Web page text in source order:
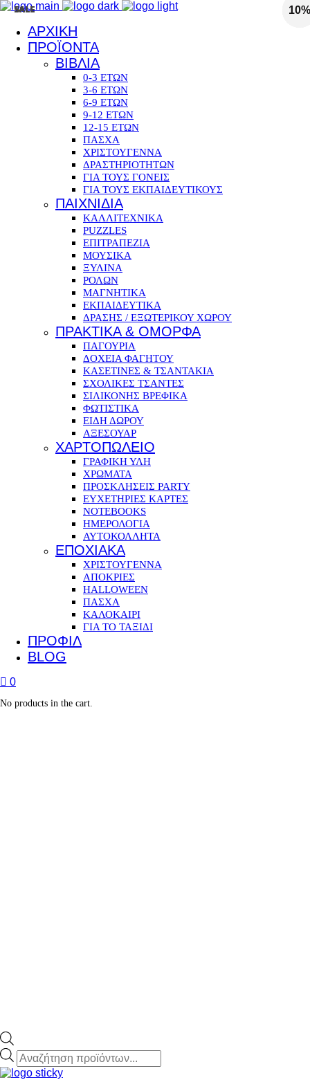
ΑΡΧΙΚΗ
ΠΡΟΪΟΝΤΑ
ΒΙΒΛΙΑ
0-3 ΕΤΩΝ
3-6 ΕΤΩΝ
6-9 ΕΤΩΝ
9-12 ΕΤΩΝ
12-15 ΕΤΩΝ
ΠΑΣΧΑ
ΧΡΙΣΤΟΥΓΕΝΝΑ
ΔΡΑΣΤΗΡΙΟΤΗΤΩΝ
ΓΙΑ ΤΟΥΣ ΓΟΝΕΙΣ
ΓΙΑ ΤΟΥΣ ΕΚΠΑΙΔΕΥΤΙΚΟΥΣ
ΠΑΙΧΝΙΔΙΑ
ΚΑΛΛΙΤΕΧΝΙΚΑ
PUZZLES
ΕΠΙΤΡΑΠΕΖΙΑ
ΜΟΥΣΙΚΑ
ΞΥΛΙΝΑ
ΡΟΛΩΝ
ΜΑΓΝΗΤΙΚΑ
ΕΚΠΑΙΔΕΥΤΙΚΑ
ΔΡΑΣΗΣ / ΕΞΩΤΕΡΙΚΟΥ ΧΩΡΟΥ
ΠΡΑΚΤΙΚΑ & ΟΜΟΡΦΑ
ΠΑΓΟΥΡΙΑ
ΔΟΧΕΙΑ ΦΑΓΗΤΟΥ
ΚΑΣΕΤΙΝΕΣ & ΤΣΑΝΤΑΚΙΑ
ΣΧΟΛΙΚΕΣ ΤΣΑΝΤΕΣ
ΣΙΛΙΚΟΝΗΣ ΒΡΕΦΙΚΑ
ΦΩΤΙΣΤΙΚΑ
ΕΙΔΗ ΔΩΡΟΥ
ΑΞΕΣΟΥΑΡ
ΧΑΡΤΟΠΩΛΕΙΟ
ΓΡΑΦΙΚΗ ΥΛΗ
ΧΡΩΜΑΤΑ
ΠΡΟΣΚΛΗΣΕΙΣ PARTY
ΕΥΧΕΤΗΡΙΕΣ ΚΑΡΤΕΣ
NOTEBOOKS
ΗΜΕΡΟΛΟΓΙΑ
ΑΥΤΟΚΟΛΛΗΤΑ
ΕΠΟΧΙΑΚΑ
ΧΡΙΣΤΟΥΓΕΝΝΑ
ΑΠΟΚΡΙΕΣ
HALLOWEEN
ΠΑΣΧΑ
ΚΑΛΟΚΑΙΡΙ
ΓΙΑ ΤΟ ΤΑΞΙΔΙ
ΠΡΟΦΙΛ
BLOG
0
No products in the cart.
Products
search
SALE
SALE 10%
SALE 10%
SALE 10%
SALE 10%
SALE 10%
SALE 10%
SALE 10%
SALE 10%